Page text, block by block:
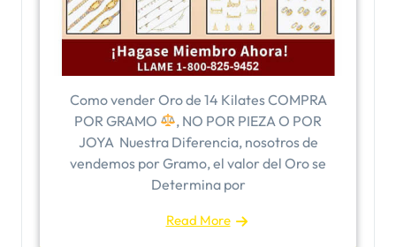
Como vender Oro de 14 Kilates COMPRA
POR GRAMO
, NO POR PIEZA O POR
JOYA Nuestra Diferencia, nosotros de
vendemos por Gramo, el valor del Oro se
Determina por
Read More